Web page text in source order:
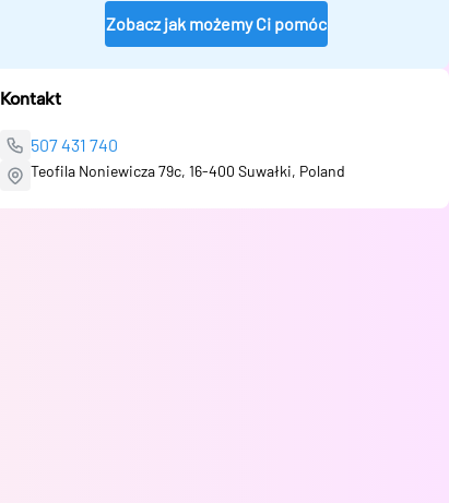
Zobacz jak możemy Ci pomóc
Kontakt
507 431 740
Teofila Noniewicza 79c, 16-400 Suwałki, Poland